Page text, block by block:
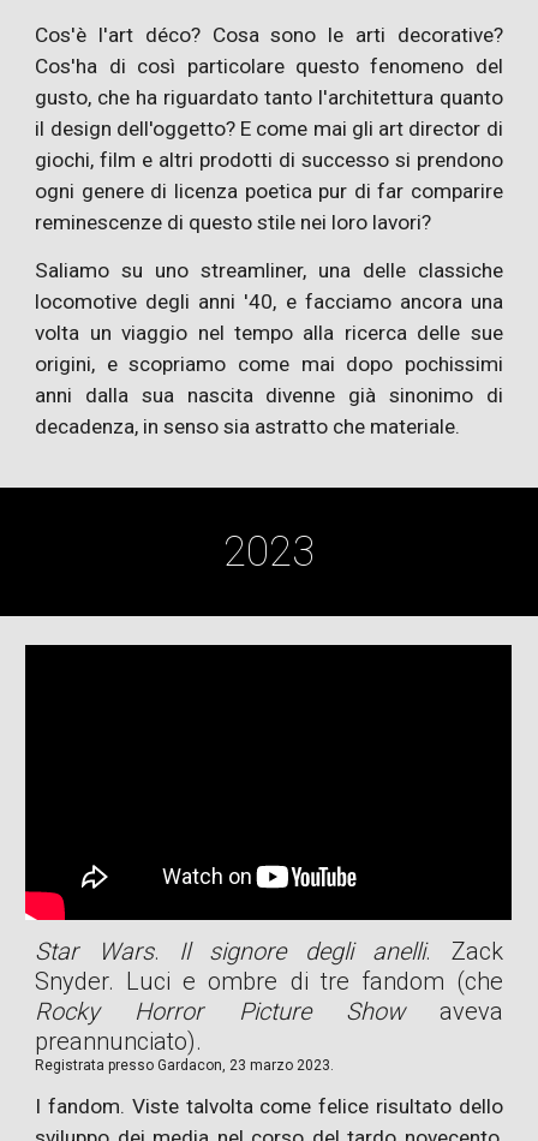
Cos'è l'art déco? Cosa sono le arti decorative?
Cos'ha di così particolare questo fenomeno del
gusto, che ha riguardato tanto l'architettura quanto
il design dell'oggetto? E come mai gli art director di
giochi, film e altri prodotti di successo si prendono
ogni genere di licenza poetica pur di far comparire
reminescenze di questo stile nei loro lavori?
Saliamo su uno streamliner, una delle classiche
locomotive degli anni '40, e facciamo ancora una
volta un viaggio nel tempo alla ricerca delle sue
origini, e scopriamo come mai dopo pochissimi
anni dalla sua nascita divenne già sinonimo di
decadenza, in senso sia astratto che materiale.
2023
Star Wars. Il signore degli anelli. Zack
Snyder. Luci e ombre di tre fandom (che
Rocky Horror Picture Showaveva
preannunciato).
Registrata presso Gardacon, 23 marzo 2023.
I fandom. Viste talvolta come felice risultato dello